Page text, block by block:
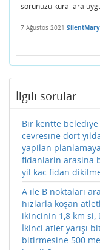
sorunuzu kurallara
7 Ağustos 2021 SilentMary
İlgili sorular
Bir kentte
cevresine dort
yapilan
fidanlarin arasina
yil kac fidan
A ile B noktaları
hızlarla koşan
ikincinin 1,8 km si,
İkinci atlet yarışı
bitirmesine 500